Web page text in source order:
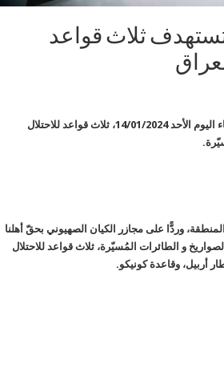
تستهدف ثلاث قواعد
أعلنت المقاومة الاسلامية في العراق أن مجاهديها استهدفوا مساء اليوم الأحد 14/01/2024، ثلاث قواعد للاحتلال
وردًّا على مجازر الكيان الصهيوني بحقّ أهلنا
و الطائرات المُسيّرة، ثلاث قواعد للاحتلال
أربيل، وقاعدة كونيكو.